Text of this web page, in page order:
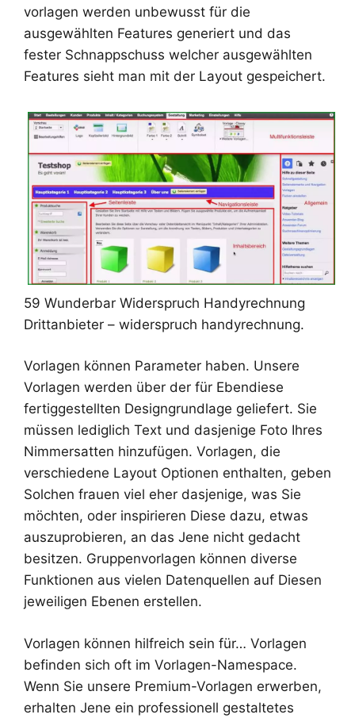
vorlagen werden unbewusst für die
ausgewählten Features generiert und das
fester Schnappschuss welcher ausgewählten
Features sieht man mit der Layout gespeichert.
59 Wunderbar Widerspruch Handyrechnung
Drittanbieter – widerspruch handyrechnung.
Vorlagen können Parameter haben. Unsere
Vorlagen werden über der für Ebendiese
fertiggestellten Designgrundlage geliefert. Sie
müssen lediglich Text und dasjenige Foto Ihres
Nimmersatten hinzufügen. Vorlagen, die
verschiedene Layout Optionen enthalten, geben
Solchen frauen viel eher dasjenige, was Sie
möchten, oder inspirieren Diese dazu, etwas
auszuprobieren, an das Jene nicht gedacht
besitzen. Gruppenvorlagen können diverse
Funktionen aus vielen Datenquellen auf Diesen
jeweiligen Ebenen erstellen.
Vorlagen können hilfreich sein für… Vorlagen
befinden sich oft im Vorlagen-Namespace.
Wenn Sie unsere Premium-Vorlagen erwerben,
erhalten Jene ein professionell gestaltetes